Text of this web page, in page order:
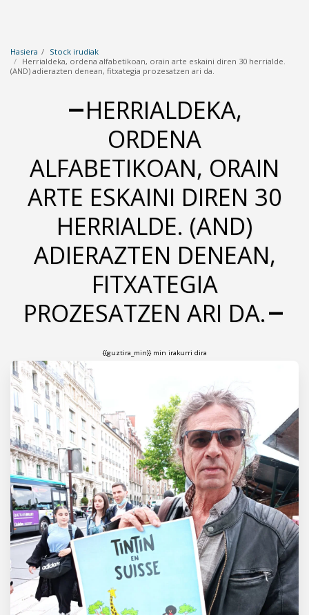
Hasiera
Stock irudiak
Herrialdeka, ordena alfabetikoan, orain arte eskaini diren 30 herrialde.
(AND) adierazten denean, fitxategia prozesatzen ari da.
HERRIALDEKA,
ORDENA
ALFABETIKOAN, ORAIN
ARTE ESKAINI DIREN 30
HERRIALDE. (AND)
ADIERAZTEN DENEAN,
FITXATEGIA
PROZESATZEN ARI DA.
{{guztira_min}} min irakurri dira